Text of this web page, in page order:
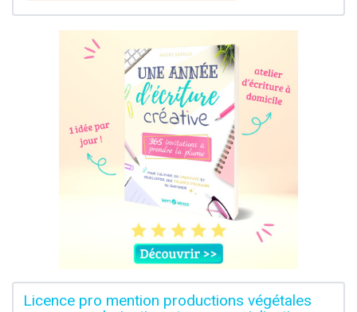
Licence pro mention productions végétales